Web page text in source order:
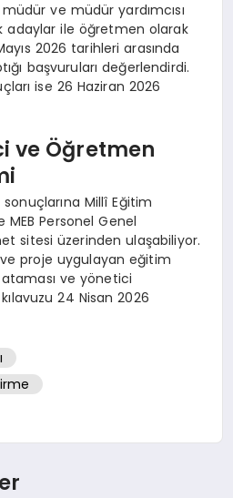
ve müdür yardımcısı
adaylar ile öğretmen olarak
2026 tarihleri arasında
başvuruları değerlendirdi.
ise 26 Haziran 2026
ve Öğretmen
Millî Eğitim
MEB Personel Genel
sitesi üzerinden ulaşabiliyor.
proje uygulayan eğitim
ve yönetici
24 Nisan 2026